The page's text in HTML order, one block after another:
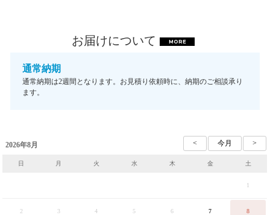
お届けについて MORE
通常納期
通常納期は2週間となります。お見積り依頼時に、納期のご相談承り
ます。
2026年8月
日 月 火 水 木 金 土
1
2 3 4 5 6 7 8